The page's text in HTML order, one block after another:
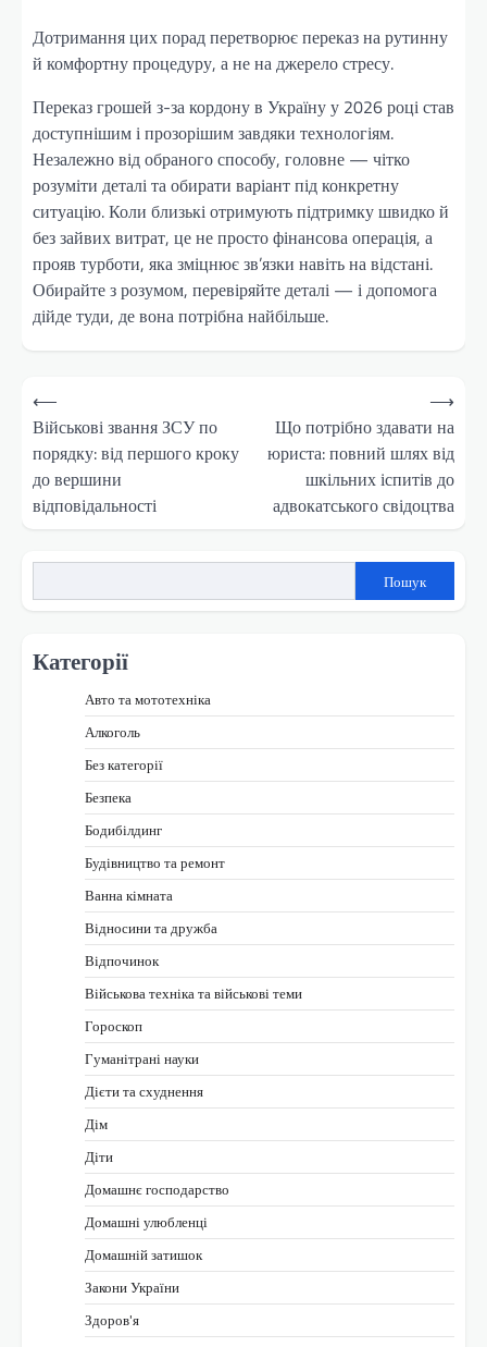
Дотримання цих порад перетворює переказ на рутинну
й комфортну процедуру, а не на джерело стресу.
Переказ грошей з-за кордону в Україну у 2026 році став
доступнішим і прозорішим завдяки технологіям.
Незалежно від обраного способу, головне — чітко
розуміти деталі та обирати варіант під конкретну
ситуацію. Коли близькі отримують підтримку швидко й
без зайвих витрат, це не просто фінансова операція, а
прояв турботи, яка зміцнює зв’язки навіть на відстані.
Обирайте з розумом, перевіряйте деталі — і допомога
дійде туди, де вона потрібна найбільше.
Навігація
записів
⟵
Військові звання ЗСУ по
порядку: від першого кроку
до вершини
відповідальності
Що потрібно здавати на
юриста: повний шлях від
шкільних іспитів до
адвокатського свідоцтва
⟶
Пошук
Категорії
Авто та мототехніка
Алкоголь
Без категорії
Безпека
Бодибілдинг
Будівництво та ремонт
Ванна кімната
Відносини та дружба
Відпочинок
Військова техніка та військові теми
Гороскоп
Гуманітрані науки
Дієти та схуднення
Дім
Діти
Домашнє господарство
Домашні улюбленці
Домашній затишок
Закони України
Здоров'я